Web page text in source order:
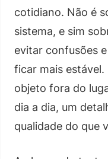
cotidiano. Não é
sistema, e sim
evitar confusões
ficar mais estável.
objeto fora do
dia a dia, um
qualidade do que